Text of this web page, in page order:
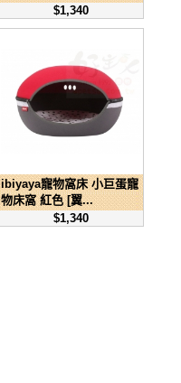
$1,340
ibiyaya寵物窩床 小巨蛋寵
物床窩 紅色 [翼...
$1,340